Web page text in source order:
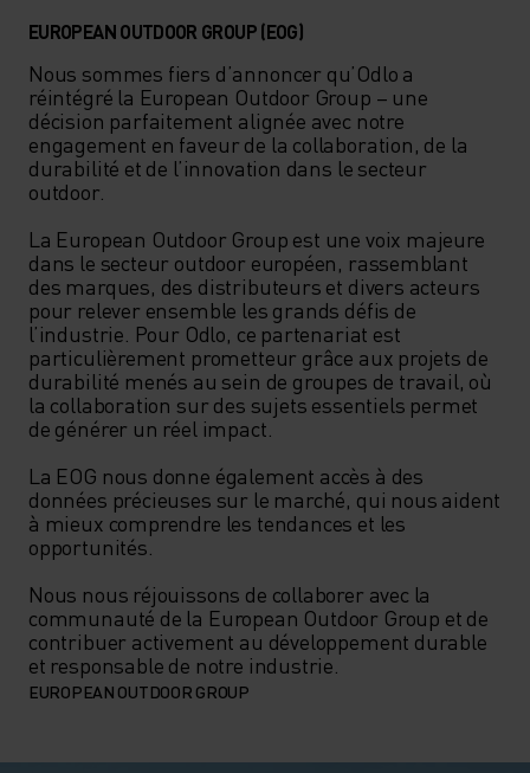
EUROPEAN OUTDOOR GROUP (EOG)
Nous sommes fiers d’annoncer qu’Odlo a
réintégré la European Outdoor Group – une
décision parfaitement alignée avec notre
engagement en faveur de la collaboration, de la
durabilité et de l’innovation dans le secteur
outdoor.
La European Outdoor Group est une voix majeure
dans le secteur outdoor européen, rassemblant
des marques, des distributeurs et divers acteurs
pour relever ensemble les grands défis de
l’industrie. Pour Odlo, ce partenariat est
particulièrement prometteur grâce aux projets de
durabilité menés au sein de groupes de travail, où
la collaboration sur des sujets essentiels permet
de générer un réel impact.
La EOG nous donne également accès à des
données précieuses sur le marché, qui nous aident
à mieux comprendre les tendances et les
opportunités.
Nous nous réjouissons de collaborer avec la
communauté de la European Outdoor Group et de
contribuer activement au développement durable
et responsable de notre industrie.
EUROPEAN OUTDOOR GROUP